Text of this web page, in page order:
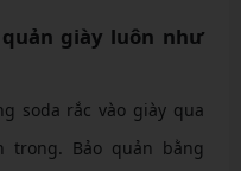
giày luôn như
soda rắc vào giày qua
trong. Bảo quản bằng